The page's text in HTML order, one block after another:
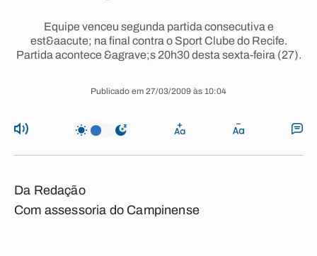
Equipe venceu segunda partida consecutiva e
est&aacute; na final contra o Sport Clube do Recife.
Partida acontece &agrave;s 20h30 desta sexta-feira (27).
Publicado em 27/03/2009 às 10:04
Da Redação
Com assessoria do Campinense